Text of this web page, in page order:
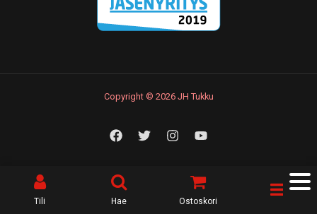
Copyright © 2026 JH Tukku
Tili Hae Ostoskori